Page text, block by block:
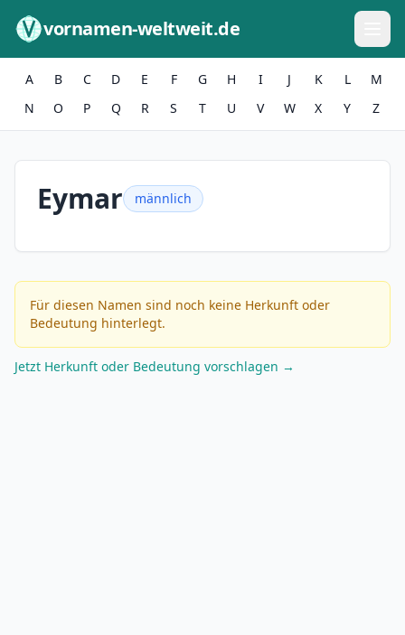
vornamen-weltweit.de
A B C D E F G H I J K L
M
N
O P Q R S T U V W X Y Z
Eymar männlich
Für diesen Namen sind noch keine Herkunft oder
Bedeutung hinterlegt.
Jetzt Herkunft oder Bedeutung vorschlagen →